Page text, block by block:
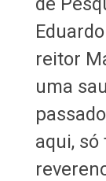
reitor
uma
aqui,